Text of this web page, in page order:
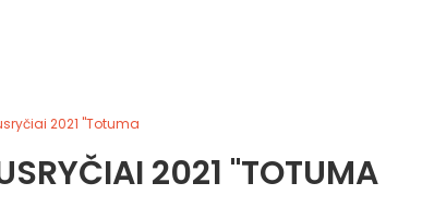
2021 "Totuma
2021 "TOTUMA